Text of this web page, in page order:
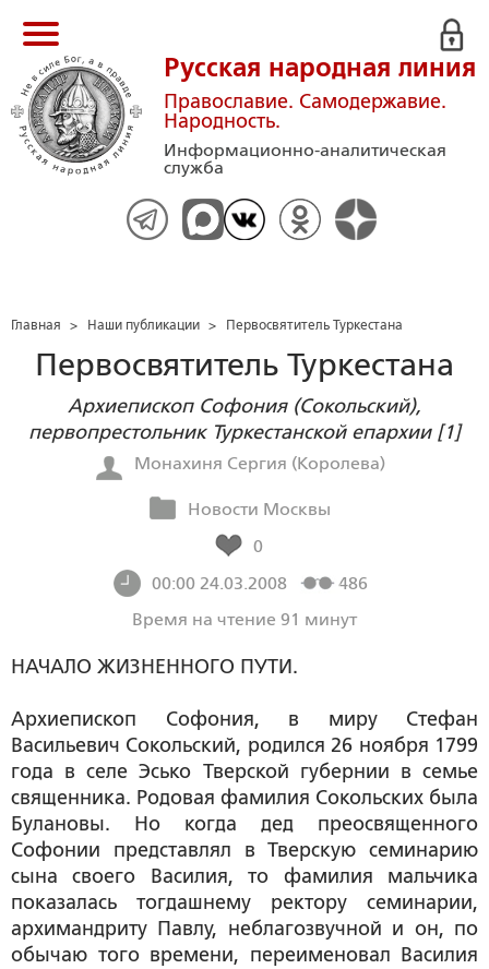
Русская народная линия
Православие. Самодержавие.
Народность.
Информационно-аналитическая
служба
Главная > Наши публикации > Первосвятитель Туркестана
Первосвятитель Туркестана
Архиепископ Софония (Сокольский),
первопрестольник Туркестанской епархии [1]
Монахиня Сергия (Королева)
Новости Москвы
0
00:00 24.03.2008
486
Время на чтение 91 минут
НАЧАЛО ЖИЗНЕННОГО ПУТИ.
Архиепископ Софония, в миру Стефан
Васильевич Сокольский, родился 26 ноября 1799
года в селе Эсько Тверской губернии в семье
священника. Родовая фамилия Сокольских была
Булановы. Но когда дед преосвященного
Софонии представлял в Тверскую семинарию
сына своего Василия, то фамилия мальчика
показалась тогдашнему ректору семинарии,
архимандриту Павлу, неблагозвучной и он, по
обычаю того времени, переименовал Василия